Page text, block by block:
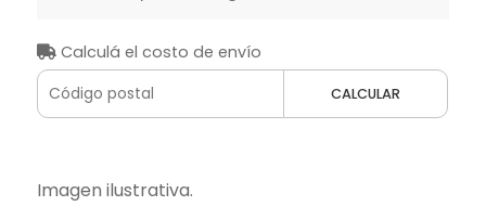
Calculá el costo de envío
CALCULAR
Imagen ilustrativa.